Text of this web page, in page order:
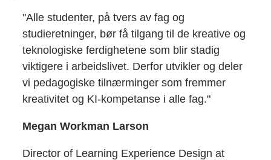
"Alle studenter, på tvers av fag og
studieretninger, bør få tilgang til de kreative og
teknologiske ferdighetene som blir stadig
viktigere i arbeidslivet. Derfor utvikler og deler
vi pedagogiske tilnærminger som fremmer
kreativitet og KI-kompetanse i alle fag."
Megan Workman Larson
Director of Learning Experience Design at